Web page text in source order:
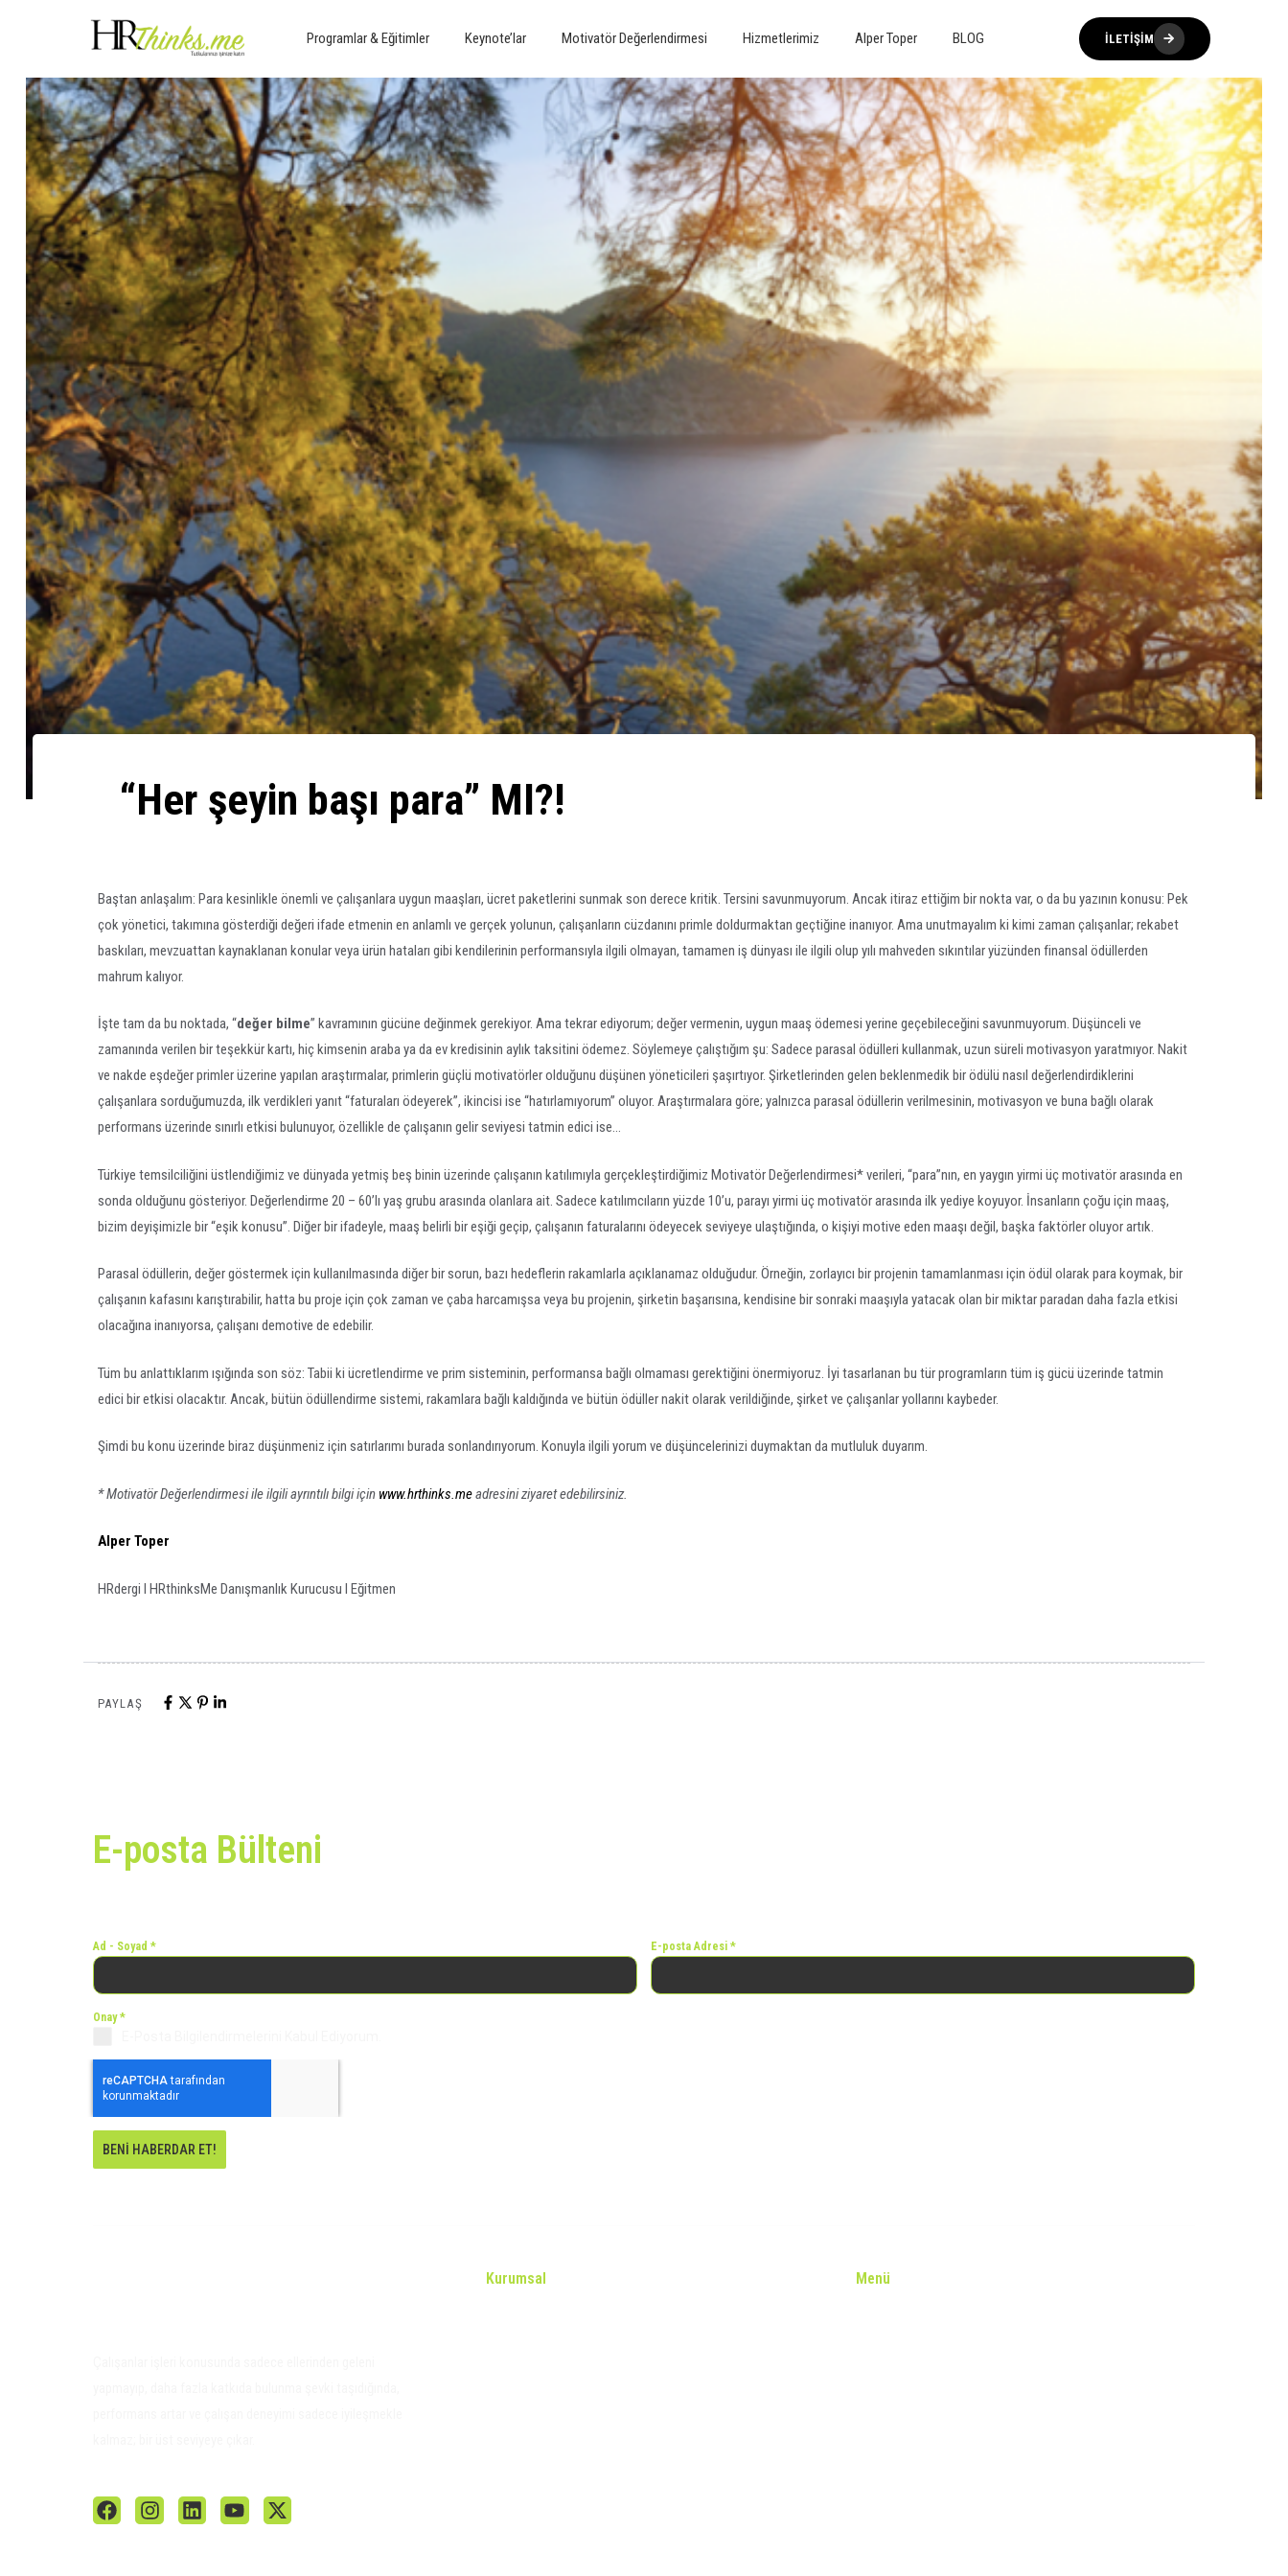
Programlar & Eğitimler Keynote’lar Motivatör Değerlendirmesi Hizmetlerimiz Alper Toper BLOG İLETIŞIM
“Her şeyin başı para” MI?!
Baştan anlaşalım: Para kesinlikle önemli ve çalışanlara uygun maaşları, ücret paketlerini sunmak son derece kritik. Tersini savunmuyorum. Ancak itiraz ettiğim bir nokta var, o da bu yazının konusu: Pek
çok yönetici, takımına gösterdiği değeri ifade etmenin en anlamlı ve gerçek yolunun, çalışanların cüzdanını primle doldurmaktan geçtiğine inanıyor. Ama unutmayalım ki kimi zaman çalışanlar; rekabet
baskıları, mevzuattan kaynaklanan konular veya ürün hataları gibi kendilerinin performansıyla ilgili olmayan, tamamen iş dünyası ile ilgili olup yılı mahveden sıkıntılar yüzünden finansal ödüllerden
mahrum kalıyor.
İşte tam da bu noktada, “değer bilme” kavramının gücüne değinmek gerekiyor. Ama tekrar ediyorum; değer vermenin, uygun maaş ödemesi yerine geçebileceğini savunmuyorum. Düşünceli ve
zamanında verilen bir teşekkür kartı, hiç kimsenin araba ya da ev kredisinin aylık taksitini ödemez. Söylemeye çalıştığım şu: Sadece parasal ödülleri kullanmak, uzun süreli motivasyon yaratmıyor. Nakit
ve nakde eşdeğer primler üzerine yapılan araştırmalar, primlerin güçlü motivatörler olduğunu düşünen yöneticileri şaşırtıyor. Şirketlerinden gelen beklenmedik bir ödülü nasıl değerlendirdiklerini
çalışanlara sorduğumuzda, ilk verdikleri yanıt “faturaları ödeyerek”, ikincisi ise “hatırlamıyorum” oluyor. Araştırmalara göre; yalnızca parasal ödüllerin verilmesinin, motivasyon ve buna bağlı olarak
performans üzerinde sınırlı etkisi bulunuyor, özellikle de çalışanın gelir seviyesi tatmin edici ise…
Türkiye temsilciliğini üstlendiğimiz ve dünyada yetmiş beş binin üzerinde çalışanın katılımıyla gerçekleştirdiğimiz Motivatör Değerlendirmesi* verileri, “para”nın, en yaygın yirmi üç motivatör arasında en
sonda olduğunu gösteriyor. Değerlendirme 20 – 60’lı yaş grubu arasında olanlara ait. Sadece katılımcıların yüzde 10’u, parayı yirmi üç motivatör arasında ilk yediye koyuyor. İnsanların çoğu için maaş,
bizim deyişimizle bir “eşik konusu”. Diğer bir ifadeyle, maaş belirli bir eşiği geçip, çalışanın faturalarını ödeyecek seviyeye ulaştığında, o kişiyi motive eden maaşı değil, başka faktörler oluyor artık.
Parasal ödüllerin, değer göstermek için kullanılmasında diğer bir sorun, bazı hedeflerin rakamlarla açıklanamaz olduğudur. Örneğin, zorlayıcı bir projenin tamamlanması için ödül olarak para koymak, bir
çalışanın kafasını karıştırabilir, hatta bu proje için çok zaman ve çaba harcamışsa veya bu projenin, şirketin başarısına, kendisine bir sonraki maaşıyla yatacak olan bir miktar paradan daha fazla etkisi
olacağına inanıyorsa, çalışanı demotive de edebilir.
Tüm bu anlattıklarım ışığında son söz: Tabii ki ücretlendirme ve prim sisteminin, performansa bağlı olmaması gerektiğini önermiyoruz. İyi tasarlanan bu tür programların tüm iş gücü üzerinde tatmin
edici bir etkisi olacaktır. Ancak, bütün ödüllendirme sistemi, rakamlara bağlı kaldığında ve bütün ödüller nakit olarak verildiğinde, şirket ve çalışanlar yollarını kaybeder.
Şimdi bu konu üzerinde biraz düşünmeniz için satırlarımı burada sonlandırıyorum. Konuyla ilgili yorum ve düşüncelerinizi duymaktan da mutluluk duyarım.
* Motivatör Değerlendirmesi ile ilgili ayrıntılı bilgi için www.hrthinks.meadresini ziyaret edebilirsiniz.
Alper Toper
HRdergi I HRthinksMe Danışmanlık Kurucusu I Eğitmen
PAYLAŞ
E-posta Bülteni
Ad - Soyad * E-posta Adresi *
Onay*
BENI HABERDAR ET!
Kurumsal Menü